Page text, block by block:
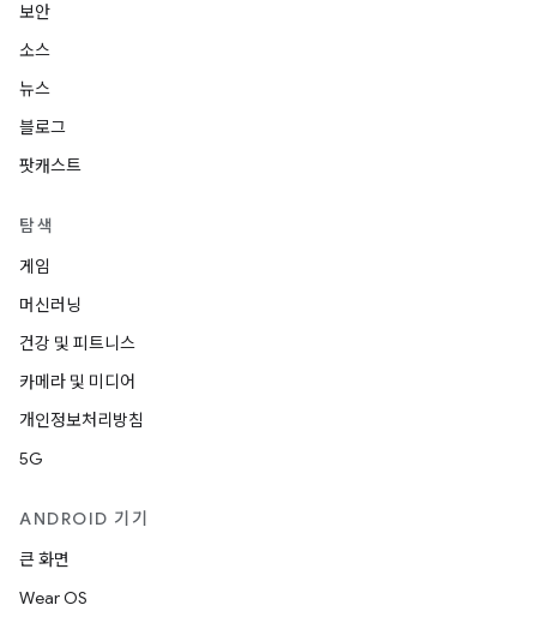
보안
소스
뉴스
블로그
팟캐스트
탐색
게임
머신러닝
건강 및 피트니스
카메라 및 미디어
개인정보처리방침
5G
ANDROID 기기
큰 화면
Wear OS